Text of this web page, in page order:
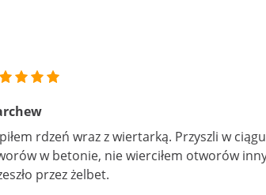
rdzeń wraz z wiertarką. Przyszli w
w betonie, nie wierciłem otworów
przez żelbet.